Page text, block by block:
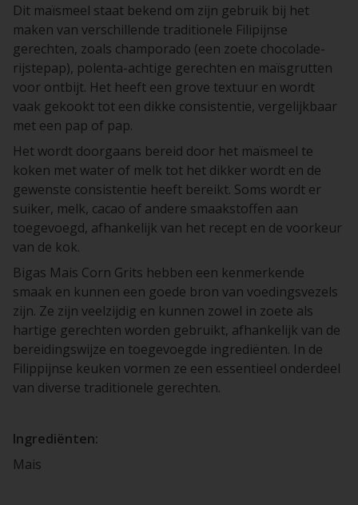
Dit maïsmeel staat bekend om zijn gebruik bij het
maken van verschillende traditionele Filipijnse
gerechten, zoals champorado (een zoete chocolade-
rijstepap), polenta-achtige gerechten en maïsgrutten
voor ontbijt. Het heeft een grove textuur en wordt
vaak gekookt tot een dikke consistentie, vergelijkbaar
met een pap of pap.
Het wordt doorgaans bereid door het maïsmeel te
koken met water of melk tot het dikker wordt en de
gewenste consistentie heeft bereikt. Soms wordt er
suiker, melk, cacao of andere smaakstoffen aan
toegevoegd, afhankelijk van het recept en de voorkeur
van de kok.
Bigas Mais Corn Grits hebben een kenmerkende
smaak en kunnen een goede bron van voedingsvezels
zijn. Ze zijn veelzijdig en kunnen zowel in zoete als
hartige gerechten worden gebruikt, afhankelijk van de
bereidingswijze en toegevoegde ingrediënten. In de
Filippijnse keuken vormen ze een essentieel onderdeel
van diverse traditionele gerechten.
Ingrediënten:
Mais